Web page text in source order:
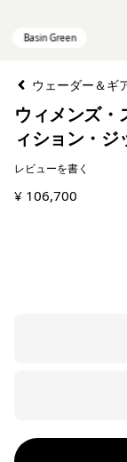
ウェーダー＆ギ
ウィメンズ・
ィション・
レビューを書く
¥ 106,700